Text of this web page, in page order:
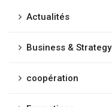
Actualités
Business & Strategy
coopération